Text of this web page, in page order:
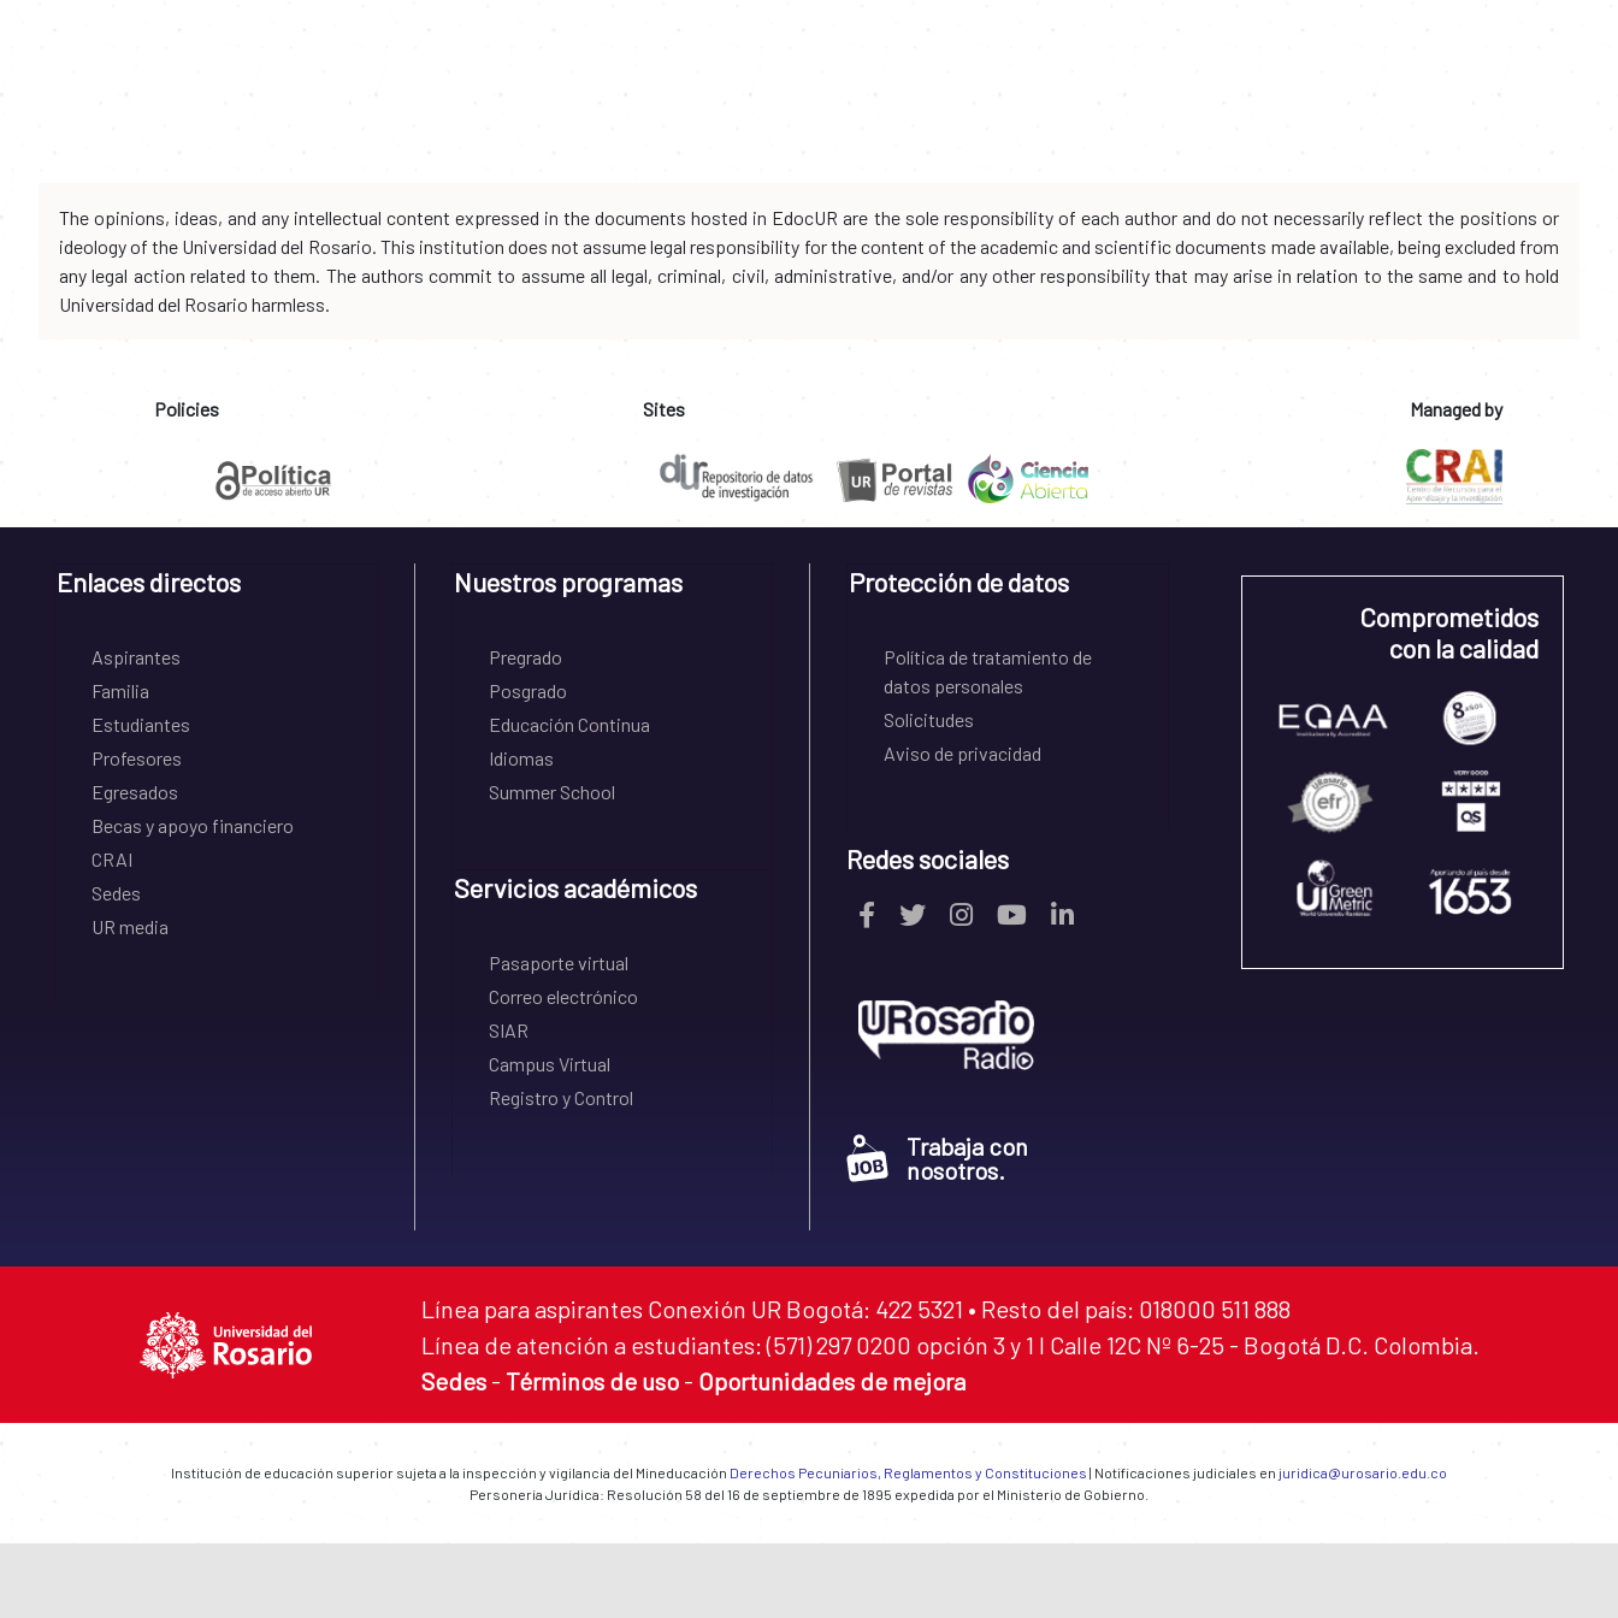
The opinions, ideas, and any intellectual content expressed in the documents hosted in EdocUR are the sole responsibility of each author and do not necessarily reflect the positions or
ideology of the Universidad del Rosario. This institution does not assume legal responsibility for the content of the academic and scientific documents made available, being excluded from
any legal action related to them. The authors commit to assume all legal, criminal, civil, administrative, and/or any other responsibility that may arise in relation to the same and to hold
Universidad del Rosario harmless.
Policies Sites Managed by
Enlaces directos
Aspirantes
Familia
Estudiantes
Profesores
Egresados
Becas y apoyo financiero
CRAI
Sedes
UR media
Nuestros programas
Pregrado
Posgrado
Educación Continua
Idiomas
Summer School
Servicios académicos
Pasaporte virtual
Correo electrónico
SIAR
Campus Virtual
Registro y Control
Protección de datos
Política de tratamiento de
datos personales
Solicitudes
Aviso de privacidad
Redes sociales
Trabaja con
nosotros.
Comprometidos
con la calidad
Línea para aspirantes Conexión UR Bogotá: 422 5321 • Resto del país: 018000 511 888
Línea de atención a estudiantes: (571) 297 0200 opción 3 y 1 I Calle 12C Nº 6-25 - Bogotá D.C. Colombia.
Sedes - Términos de uso - Oportunidades de mejora
Institución de educación superior sujeta a la inspección y vigilancia del Mineducación Derechos Pecuniarios, Reglamentos y Constituciones | Notificaciones judiciales en juridica@urosario.edu.co
Personería Jurídica: Resolución 58 del 16 de septiembre de 1895 expedida por el Ministerio de Gobierno.